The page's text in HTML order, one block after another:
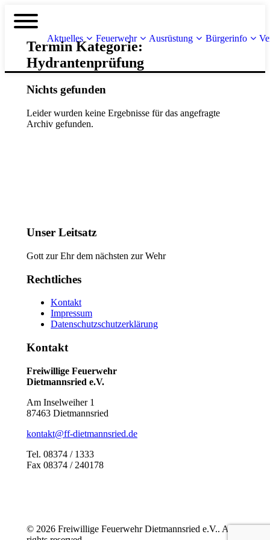
Aktuelles Feuerwehr Ausrüstung Bürgerinfo
Termin Kategorie:
Hydrantenprüfung
Nichts gefunden
Leider wurden keine Ergebnisse für das angefragte
Archiv gefunden.
Unser Leitsatz
Gott zur Ehr dem nächsten zur Wehr
Rechtliches
Kontakt
Impressum
Datenschutzschutzerklärung
Kontakt
Freiwillige Feuerwehr
Dietmannsried e.V.
Am Inselweiher 1
87463 Dietmannsried
kontakt@ff-dietmannsried.de
Tel. 08374 / 1333
Fax 08374 / 240178
© 2026 Freiwillige Feuerwehr Dietmannsried e.V.. All